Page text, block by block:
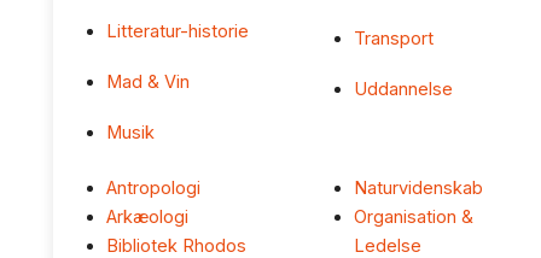
Litteratur-historie
Mad & Vin
Musik
Transport
Uddannelse
Antropologi
Arkæologi
Bibliotek Rhodos
Naturvidenskab
Organisation &
Ledelse